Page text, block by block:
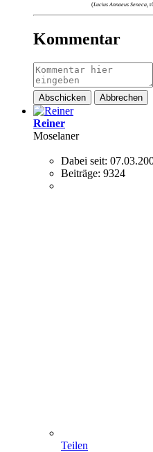
(Lucius Annaeus Seneca,
Kommentar
Abschicken Abbrechen
Reiner
Moselaner
Dabei seit:
Beiträge: 9324
Teilen